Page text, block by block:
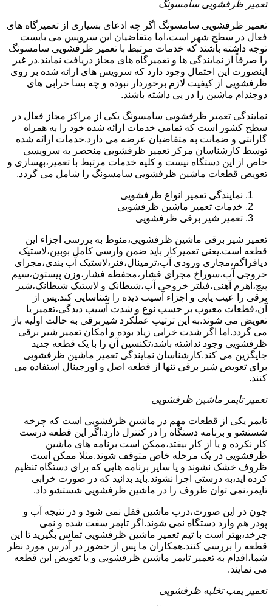
تعمیر ظرفشویی سامسونگ
تعمیر ظرفشویی سامسونگ اگر چه ادعای بسیاری از تعمیرگاه های
فعال در سطح شهر است،اما متقاضیان این سرویس می بایست
توجه داشته باشند که خدمات مرتبط با تعمیر ظرفشویی سامسونگ
را صرفاً از نمایندگی ها و تعمیرگاه های مجاز دریافت نمایند.در غیر
اینصورت این احتمال وجود دارد که سرویس های ارائه شده بر روی
ظرفشویی از کیفیت لازم برخوردار نبوده و چه بسا خرابی های
دوچندام ماشین را در پی داشته باشند.
نمایندگی تعمیر ظرفشویی سامسونگ یکی از مراکز مجاز فعال در
سطح کشور است که تمامی خدمات ارائه شده خود را به همراه
گارانتی و ضمانت به متقاضیان عرضه می دارد.خدمات ارائه شده
توسط کارشناسان مرکز تعمیر ظرفشویی منحصر به سرویسی
خاص از این دستگاه نیست و کلیه خدمات مرتبط با تعمیر،بهسازی و
تعویض قطعات ماشین ظرفشویی سامسونگ را شامل می گردد.
نمایندگی تعمیر انواع ظرفشویی
خدمات تعمیر ماشین ظرفشویی
تعمیر شیر برقی ظرفشویی
تعمیر شیر برقی ماشین ظرفشویی،منوط به بررسی اجزاء این
قطعه است.یعنی تعمیرکار باید ضمن وارسی کامل بوبین،لاستیک
دیافراگم،مجاری ورودی آب،ترمینال،فنر،لاستیک آب بندی،مجرای
خروجی آب،سوراخ مجرای فشار،محفظه فشار،وزن پیستون،سیم
پیچ،اهرم آهنی،فیلتر خروجی آب،شیطانک و لاستیک شیطانک،شیر
برقی را عیب یابی و اجزاء آسیب دیده را شناسایی کند.پس از
آن،قطعات معیوب بر حسب نوع و شدت آسیب دیدگی،تعمیر یا
تعویض می شوند.به این ترتیب عملکرد شیربرقی به حالت اولیه باز
می گردد.اما اگر شدت خرابی زیاد بوده و امکان تعمیر شیر برقی
ظرفشویی وجود نداشته باشد،تکنسین آن را با یک قطعه جدید
جایگزین می کند.کارشناسان نمایندگی تعمیر ماشین ظرفشویی
برای تعویض شیر برقی تنها از قطعه اصل و اورجینال استفاده می
کنند.
تعمیر تایمر ماشین ظرفشویی
تایمر یکی از قطعات مهم در ماشین ظرفشویی است که چرخه
شستشو و برنامه دستگاه را در کنترل دارد.اگر این قطعه درست
کار نکرده و یا از کار بیفتد،ممکن است برنامه های ماشین
ظرفشویی در یک مرحله خاص متوقف شوند.مثلا ممکن است
ظروف خشک نشوند و یا سایر برنامه هایی که برای دستگاه تنظیم
کرده اید،به درستی اجرا نشوند.باید بدانید که در صورت خرابی
تایمر،نمی توان ظروف را در ماشین ظرفشویی شستشو داد.
چون در این صورت،درب ماشین قفل نمی شود و در نتیجه آب و
پودر هم وارد دستگاه نمی شوند.اگر تایمر سفت شده و نمی
چرخد،بهتر است با تیم تعمیر ماشین ظرفشویی تماس بگیرید تا این
قطعه را بررسی کنند.همکاران ما پس از حضور در آدرس مورد نظر
شما،اقدام به تعمیر تایمر ماشین ظرفشویی و یا تعویض این قطعه
می نمایند.
تعمیر پمپ تخلیه ظرفشویی